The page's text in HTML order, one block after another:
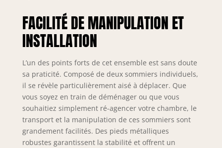
FACILITÉ DE MANIPULATION ET
INSTALLATION
L’un des points forts de cet ensemble est sans doute
sa praticité. Composé de deux sommiers individuels,
il se révèle particulièrement aisé à déplacer. Que
vous soyez en train de déménager ou que vous
souhaitiez simplement ré-agencer votre chambre, le
transport et la manipulation de ces sommiers sont
grandement facilités. Des pieds métalliques
robustes garantissent la stabilité et offrent un